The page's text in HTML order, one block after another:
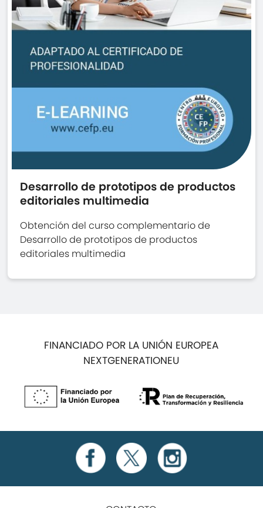
Desarrollo de prototipos de productos
editoriales multimedia
Obtención del curso complementario de
Desarrollo de prototipos de productos
editoriales multimedia
FINANCIADO POR LA UNIÓN EUROPEA
NEXTGENERATIONEU